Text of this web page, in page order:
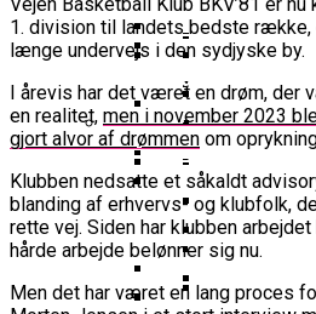
Møder FC
Semifinale
Bakken Bears-
Bundesligaen
Bakken Bears
Til NBA Summer
Dansk
EM-
Noget Af
FIBA Giver
Dårligste
Bakkens
Bedste
Vildt
16-Årige
Som
Champions
Dansk
League
EuroCup
Dubai,
Træder Ind
Scene
Emilie
Landsholdet
Torsdag Jagter
Sensation Mod
Spansk U18-
Årige
Mod
VM 2023
VM’s All
Olympiske Lege
Morten
“Vi Kan
To
Vinderne
Ekstra Bladet
Til Basketligaen
Klumme
Morten Stig
1. division til landets bedste
længe undervejs i den sydjyske by.
I årevis har det været en drøm, der
en realitet, men i november 2023
gjort alvor af drømmen om
Klubben nedsatte et såkaldt
blanding af erhvervs- og klubfolk,
rette vej. Siden har klubben
hårde arbejde belønner sig nu.
Men det har været en lang proces